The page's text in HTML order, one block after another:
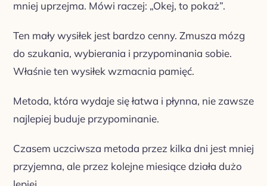
mniej uprzejma. Mówi raczej: „Okej, to pokaż”.
Ten mały wysiłek jest bardzo cenny. Zmusza mózg
do szukania, wybierania i przypominania sobie.
Właśnie ten wysiłek wzmacnia pamięć.
Metoda, która wydaje się łatwa i płynna, nie zawsze
najlepiej buduje przypominanie.
Czasem uczciwsza metoda przez kilka dni jest mniej
przyjemna, ale przez kolejne miesiące działa dużo